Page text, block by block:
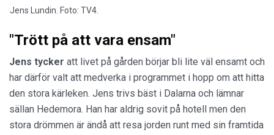
Jens Lundin. Foto: TV4.
"Trött på att vara ensam"
Jens tycker att livet på gården börjar bli lite väl ensamt och
har därför valt att medverka i programmet i hopp om att hitta
den stora kärleken. Jens trivs bäst i Dalarna och lämnar
sällan Hedemora. Han har aldrig sovit på hotell men den
stora drömmen är ändå att resa jorden runt med sin framtida